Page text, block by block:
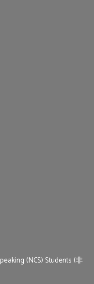
(NCS) Students (非